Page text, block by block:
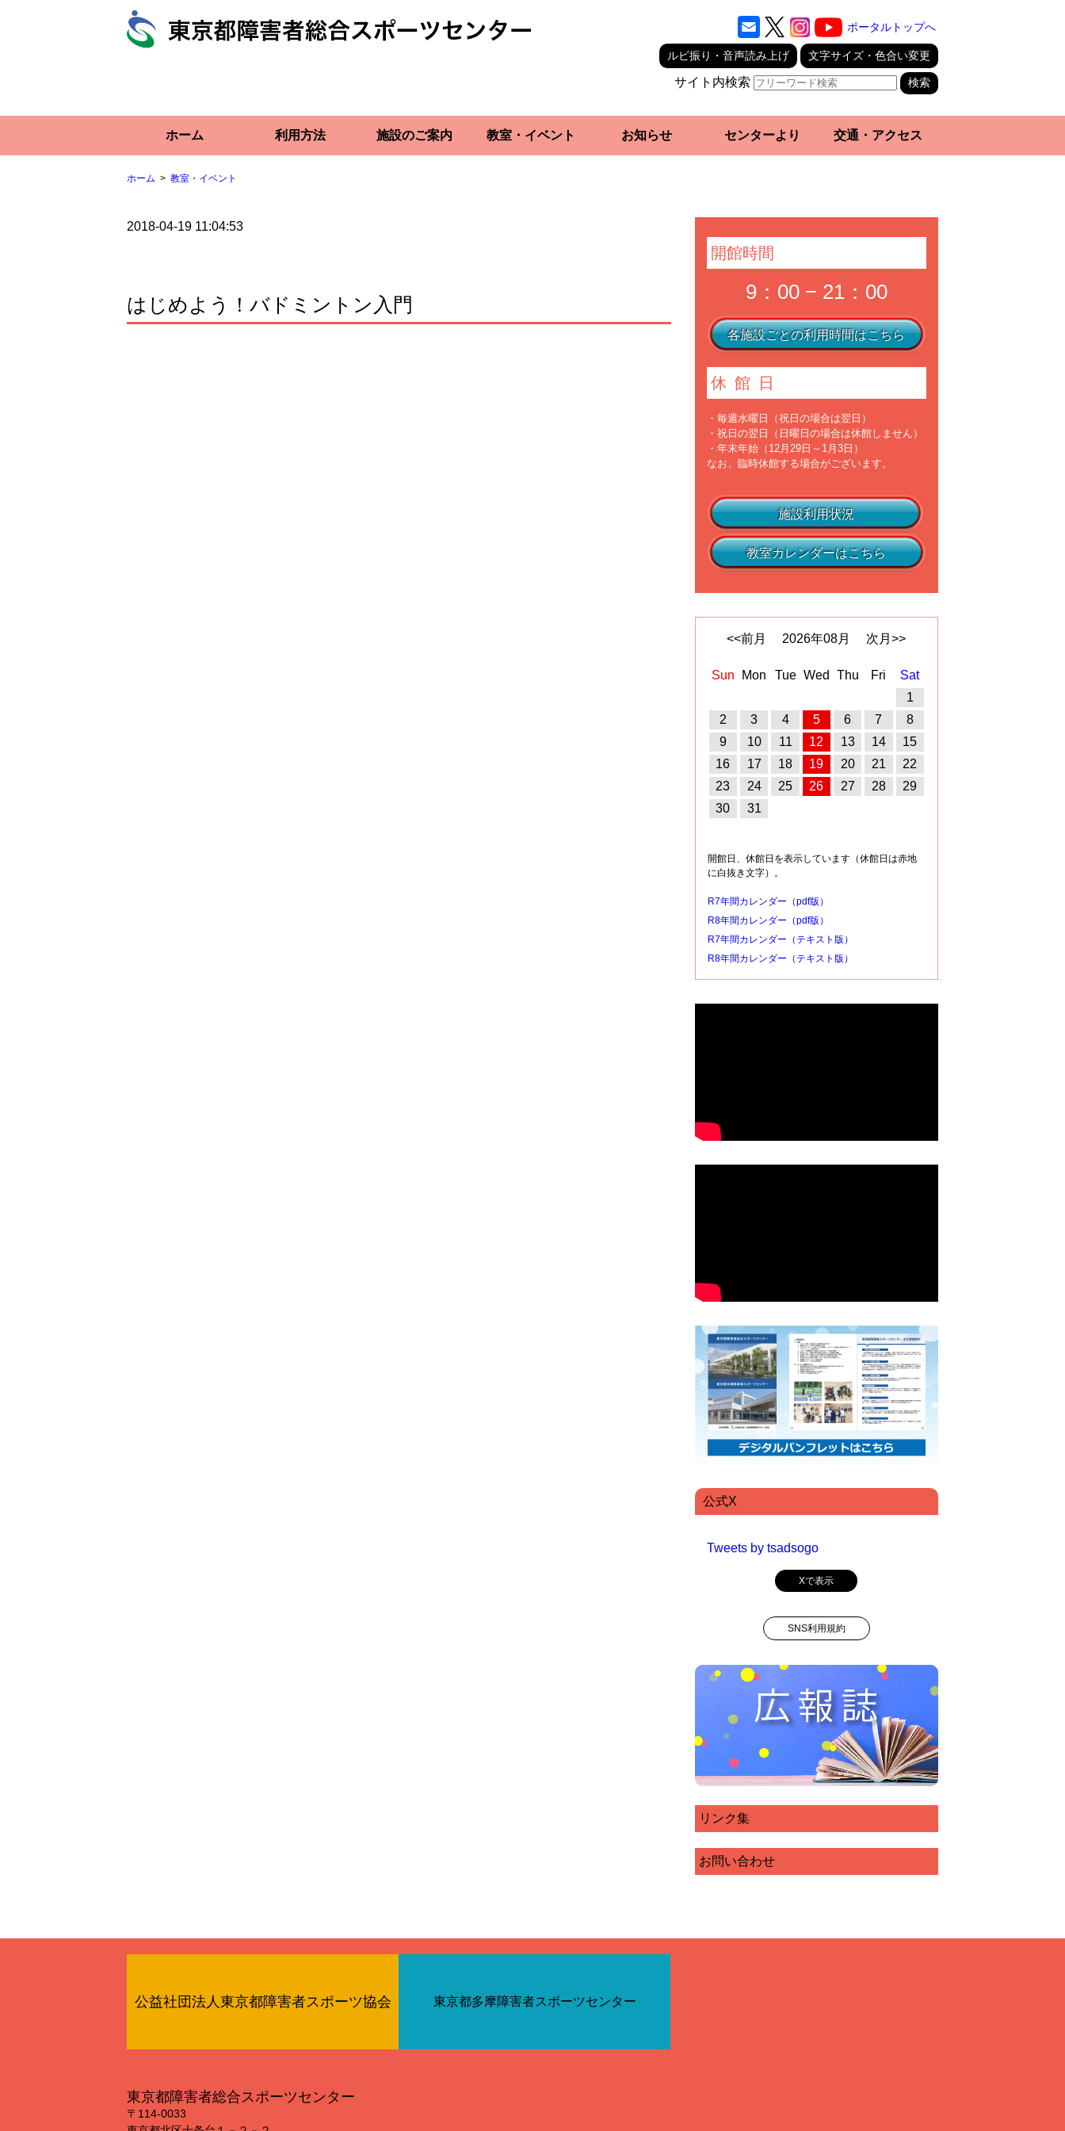
ポータルトップへ
ルビ振り・音声読み上げ 文字サイズ・色合い変更
サイト内検索
ホーム 利用方法 施設のご案内 教室・イベント お知らせ センターより 交通・アクセス
ホーム 教室・イベント
2018-04-19 11:04:53
はじめよう！バドミントン入門
開館時間
9：00 − 21：00
各施設ごとの利用時間はこちら
休館日
・毎週水曜日（祝日の場合は翌日）
・祝日の翌日（日曜日の場合は休館しません）
・年末年始（12月29日～1月3日）
なお、臨時休館する場合がございます。
施設利用状況
教室カレンダーはこちら
<<前月 2026年08月 次月>>
Sun Mon Tue Wed Thu Fri
Sat
1
2
3 4 5 6 7
8
9
10 11 12 13 14
15
16
17 18 19 20 21
22
23
24 25 26 27 28
29
30
31
開館日、休館日を表示しています（休館日は赤地
に白抜き文字）。
R7年間カレンダー（pdf版）
R8年間カレンダー（pdf版）
R7年間カレンダー（テキスト版）
R8年間カレンダー（テキスト版）
公式X
Tweets by tsadsogo
Xで表示
SNS利用規約
リンク集
お問い合わせ
公益社団法人東京都障害者スポーツ協会 東京都多摩障害者スポーツセンター
東京都障害者総合スポーツセンター
〒114‐0033